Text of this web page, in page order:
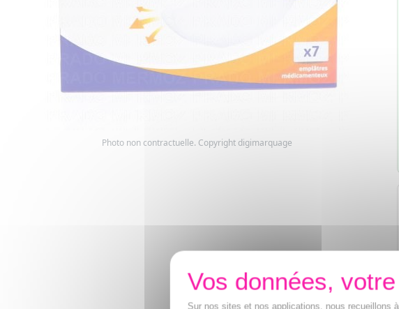
Photo non contractuelle. Copyright digimarquage
Sur nos sites et nos applications, nous recueillons